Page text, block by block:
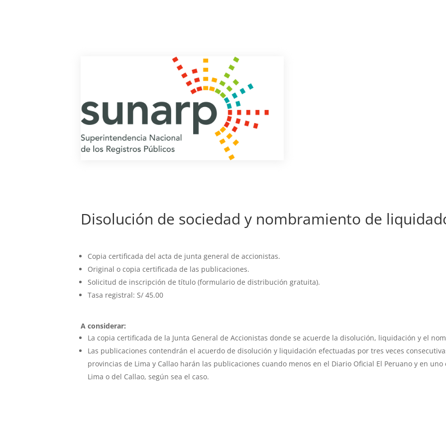
Disolución de sociedad y nombramiento de
Copia certificada del acta de junta general de accionistas.
Original o copia certificada de las publicaciones.
Solicitud de inscripción de título (formulario de distribución gratuita).
Tasa registral: S/ 45.00
A considerar:
La copia certificada de la Junta General de Accionistas donde se acuerde la disolución, liquidación y el
Las publicaciones contendrán el acuerdo de disolución y liquidación efectuadas por tres veces
provincias de Lima y Callao harán las publicaciones cuando menos en el Diario Oficial El Peruano y en
Lima o del Callao, según sea el caso.